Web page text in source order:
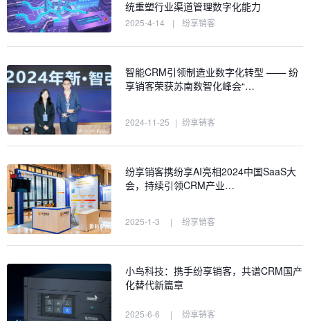
统重塑行业渠道管理数字化能力
2025-4-14 | 纷享销客
智能CRM引领制造业数字化转型 —— 纷
享销客荣获苏南数智化峰会“…
2024-11-25 | 纷享销客
纷享销客携纷享AI亮相2024中国SaaS大
会，持续引领CRM产业…
2025-1-3 | 纷享销客
小鸟科技：携手纷享销客，共谱CRM国产
化替代新篇章
2025-6-6 | 纷享销客